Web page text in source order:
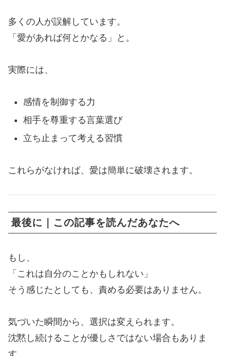
多くの人が誤解しています。
「愛があれば何とかなる」と。
実際には、
感情を制御する力
相手を尊重する言葉選び
立ち止まって考える習慣
これらがなければ、愛は簡単に破壊されます。
最後に｜この記事を読んだあなたへ
もし、
「これは自分のことかもしれない」
そう感じたとしても、責める必要はありません。
気づいた瞬間から、選択は変えられます。
沈黙し続けることが優しさではない場合もありま